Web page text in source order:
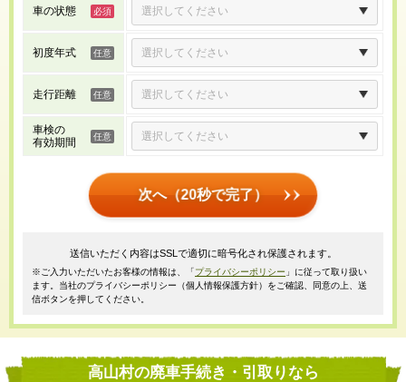
車の状態
初度年式
走行距離
車検の
有効期間
次へ（20秒で完了）
送信いただく内容はSSLで適切に暗号化され保護されます。
※ご入力いただいたお客様の情報は、「プライバシーポリシー 」に従って取り扱い
ます。当社のプライバシーポリシー（個人情報保護方針）をご確認、同意の上、送
信ボタンを押してください。
高山村の廃車手続き・引取りなら